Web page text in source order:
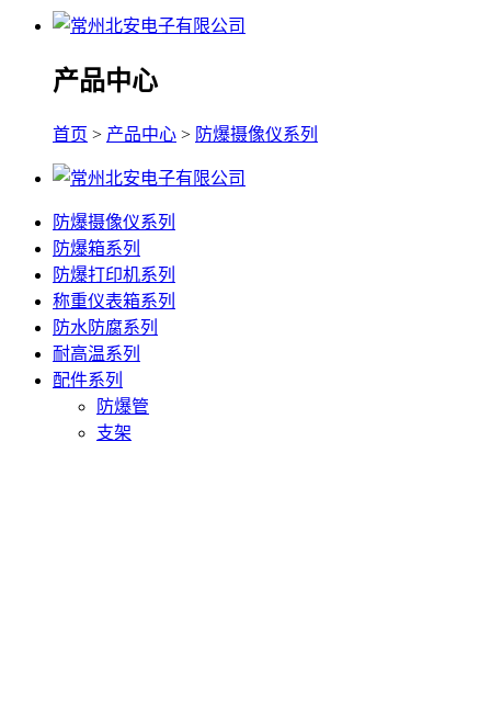
产品中心
首页 > 产品中心 > 防爆摄像仪系列
防爆摄像仪系列
防爆箱系列
防爆打印机系列
称重仪表箱系列
防水防腐系列
耐高温系列
配件系列
防爆管
支架